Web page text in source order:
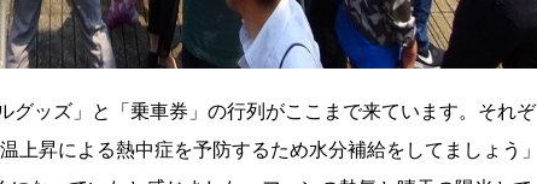
グッズ」と「乗車券」の行列がここまで来ています。それぞ
上昇による熱中症を予防するため水分補給をしてましょう」